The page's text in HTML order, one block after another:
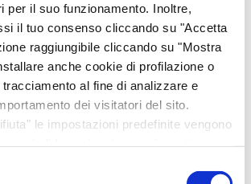
per il suo funzionamento. Inoltre,
il tuo consenso cliccando su "Accetta
raggiungibile cliccando su "Mostra
anche cookie di profilazione o
al fine di analizzare e
dei visitatori del sito.
le impostazioni predefinite vengono
anniversari